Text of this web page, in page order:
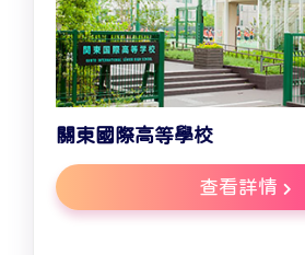
關東國際高等學校
查看詳情